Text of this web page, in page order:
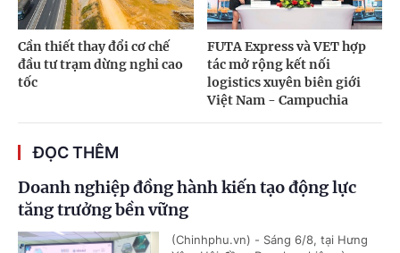
Cần thiết thay đổi cơ chế
đầu tư trạm dừng nghỉ cao
tốc
FUTA Express và VET hợp
tác mở rộng kết nối
logistics xuyên biên giới
Việt Nam - Campuchia
ĐỌC THÊM
Doanh nghiệp đồng hành kiến tạo động lực
tăng trưởng bền vững
(Chinhphu.vn) - Sáng 6/8, tại Hưng